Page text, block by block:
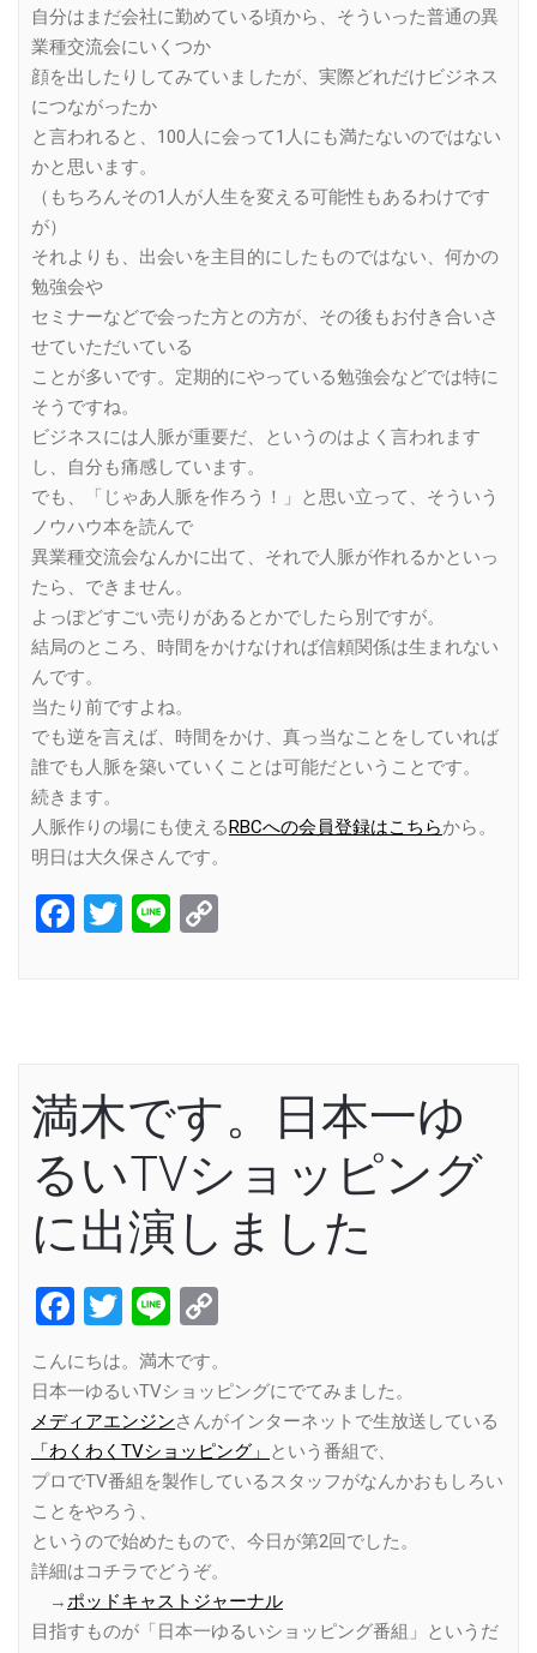
自分はまだ会社に勤めている頃から、そういった普通の異
業種交流会にいくつか
顔を出したりしてみていましたが、実際どれだけビジネス
につながったか
と言われると、100人に会って1人にも満たないのではない
かと思います。
（もちろんその1人が人生を変える可能性もあるわけです
が）
それよりも、出会いを主目的にしたものではない、何かの
勉強会や
セミナーなどで会った方との方が、その後もお付き合いさ
せていただいている
ことが多いです。定期的にやっている勉強会などでは特に
そうですね。
ビジネスには人脈が重要だ、というのはよく言われます
し、自分も痛感しています。
でも、「じゃあ人脈を作ろう！」と思い立って、そういう
ノウハウ本を読んで
異業種交流会なんかに出て、それで人脈が作れるかといっ
たら、できません。
よっぽどすごい売りがあるとかでしたら別ですが。
結局のところ、時間をかけなければ信頼関係は生まれない
んです。
当たり前ですよね。
でも逆を言えば、時間をかけ、真っ当なことをしていれば
誰でも人脈を築いていくことは可能だということです。
続きます。
人脈作りの場にも使えるRBCへの会員登録はこちらから。
明日は大久保さんです。
Facebook
Twitter
Line
満木です。日本一ゆ
るいTVショッピング
に出演しました
Facebook
Twitter
Line
こんにちは。満木です。
日本一ゆるいTVショッピングにでてみました。
メディアエンジンさんがインターネットで生放送している
「わくわくTVショッピング」
という番組で、
プロでTV番組を製作しているスタッフがなんかおもしろい
ことをやろう、
というので始めたもので、今日が第2回でした。
詳細はコチラでどうぞ。
→ポッドキャストジャーナル
目指すものが「日本一ゆるいショッピング番組」というだ